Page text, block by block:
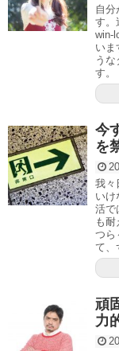
自分
す。
win-
いま
う
す。
今
を
我々
いけ
活で
も
つら
て、
頑
力